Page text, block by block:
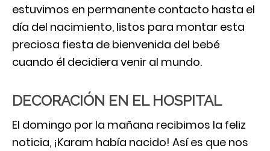
estuvimos en permanente contacto hasta el
día del nacimiento, listos para montar esta
preciosa fiesta de bienvenida del bebé
cuando él decidiera venir al mundo.
DECORACIÓN EN EL HOSPITAL
El domingo por la mañana recibimos la feliz
noticia, ¡Karam había nacido! Así es que nos